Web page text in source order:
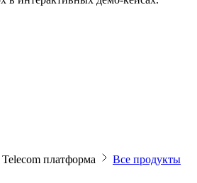
Telecom платформа Все продукты